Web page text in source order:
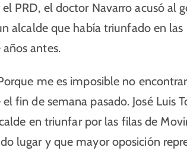
PRD, el doctor Navarro acusó al
alcalde que había triunfado en
antes.
me es imposible no
fin de semana pasado. José Luis
en triunfar por las filas de
lugar y que mayor oposición